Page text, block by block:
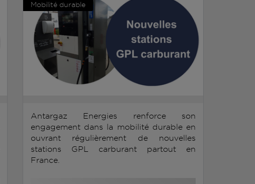
Mobilité durable
Antargaz Energies renforce son
engagement dans la mobilité durable en
ouvrant régulièrement de nouvelles
stations GPL carburant partout en
France.